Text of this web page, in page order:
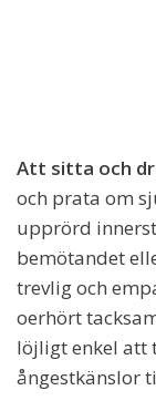
Att sitta och
och prata om
upprörd
bemötandet
trevlig och
oerhört
löjligt enkel att
ångestkänslor